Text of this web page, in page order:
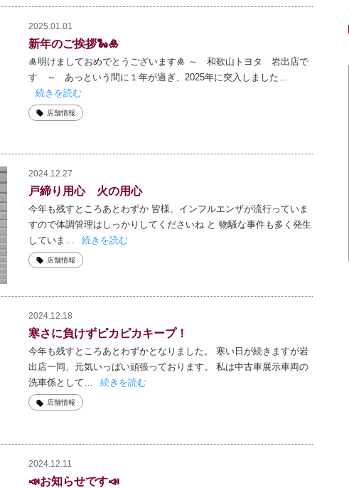
2025.01.01
新年のご挨拶🐍🎍
🎍明けましておめでとうございます🎍 ～ 和歌山トヨタ 岩出店で
す ～ あっという間に１年が過ぎ、2025年に突入しました…
続きを読む
店舗情報
2024.12.27
戸締り用心 火の用心
今年も残すところあとわずか 皆様、インフルエンザが流行っていま
すので体調管理はしっかりしてくださいね と 物騒な事件も多く発生
していま…
続きを読む
店舗情報
2024.12.18
寒さに負けずピカピカキープ！
今年も残すところあとわずかとなりました。 寒い日が続きますが岩
出店一同、元気いっぱい頑張っております。 私は中古車展示車両の
洗車係として…
続きを読む
店舗情報
2024.12.11
📣お知らせです📣